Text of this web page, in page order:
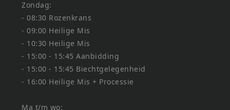
Zondag:
- 08:30 Rozenkrans
- 09:00 Heilige Mis
- 10:30 Heilige Mis
- 15:00 - 15:45 Aanbidding
- 15:00 - 15:45 Biechtgelegenheid
- 16:00 Heilige Mis + Processie
Ma t/m wo: